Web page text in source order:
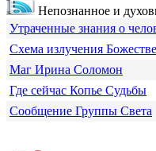
Непознанное и
Утраченные знания о
Схема излучения
Маг Ирина Соломон
Где сейчас Копье Судьбы
Сообщение Группы Света